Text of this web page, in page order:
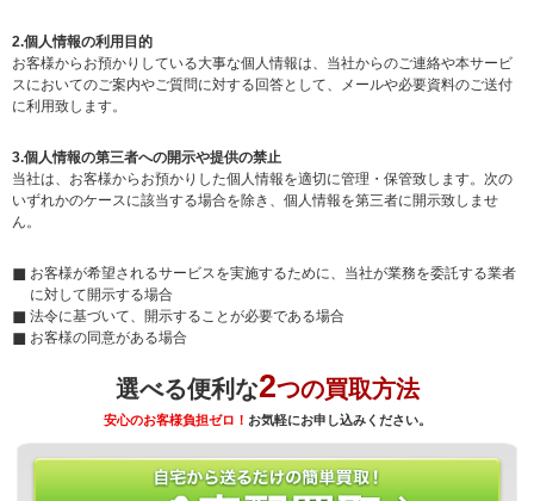
2.個人情報の利用目的
お客様からお預かりしている大事な個人情報は、当社からのご連絡や本サービ
スにおいてのご案内やご質問に対する回答として、メールや必要資料のご送付
に利用致します。
3.個人情報の第三者への開示や提供の禁止
当社は、お客様からお預かりした個人情報を適切に管理・保管致します。次の
いずれかのケースに該当する場合を除き、個人情報を第三者に開示致しませ
ん。
お客様が希望されるサービスを実施するために、当社が業務を委託する業者
に対して開示する場合
法令に基づいて、開示することが必要である場合
お客様の同意がある場合
選べる便利な2つの買取方法
安心のお客様負担ゼロ！ お気軽にお申し込みください。